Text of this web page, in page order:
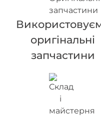
оригінальні
запчастини